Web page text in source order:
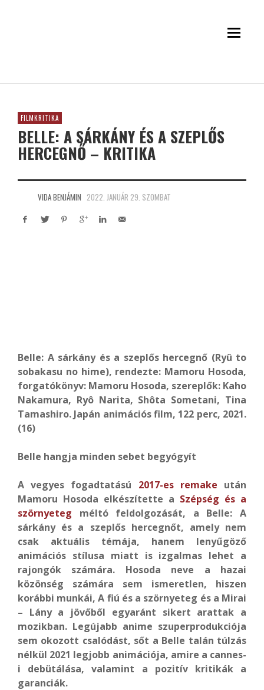
FILMKRITIKA
BELLE: A SÁRKÁNY ÉS A SZEPLŐS
HERCEGNŐ – KRITIKA
VIDA BENJÁMIN 2022. JANUÁR 29. SZOMBAT
Belle: A sárkány és a szeplős hercegnő (Ryû to
sobakasu no hime), rendezte: Mamoru Hosoda,
forgatókönyv: Mamoru Hosoda, szereplők: Kaho
Nakamura, Ryô Narita, Shôta Sometani, Tina
Tamashiro. Japán animációs film, 122 perc, 2021.
(16)
Belle hangja minden sebet begyógyít
A vegyes fogadtatású 2017-es remake után
Mamoru Hosoda elkészítette a Szépség és a
szörnyeteg méltó feldolgozását, a Belle: A
sárkány és a szeplős hercegnőt, amely nem
csak aktuális témája, hanem lenyűgöző
animációs stílusa miatt is izgalmas lehet a
rajongók számára. Hosoda neve a hazai
közönség számára sem ismeretlen, hiszen
korábbi munkái, A fiú és a szörnyeteg és a Mirai
– Lány a jövőből egyaránt sikert arattak a
mozikban. Legújabb anime szuperprodukciója
sem okozott csalódást, sőt a Belle talán túlzás
nélkül 2021 legjobb animációja, amire a cannes-
i debütálása, valamint a pozitív kritikák a
garanciák.